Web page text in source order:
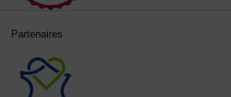
Partenaires